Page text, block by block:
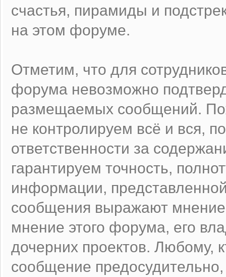
счастья, пирамиды и
на этом форуме.
Отметим, что для
форума невозможно
размещаемых сообщений.
не контролируем всё и вся,
ответственности за
гарантируем точность,
информации,
сообщения выражают мнение
мнение этого форума, его
дочерних проектов. Любому,
сообщение